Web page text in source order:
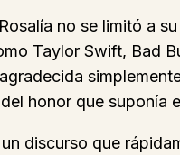
no se limitó a
Taylor Swift, Bad
honor que suponía
discurso que